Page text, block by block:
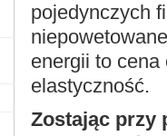
pojedynczych
energii to
elastyczność.
Zostając przy